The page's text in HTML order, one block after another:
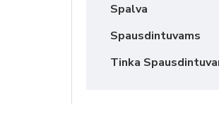
Spalva
Spausdintuvams
Tinka